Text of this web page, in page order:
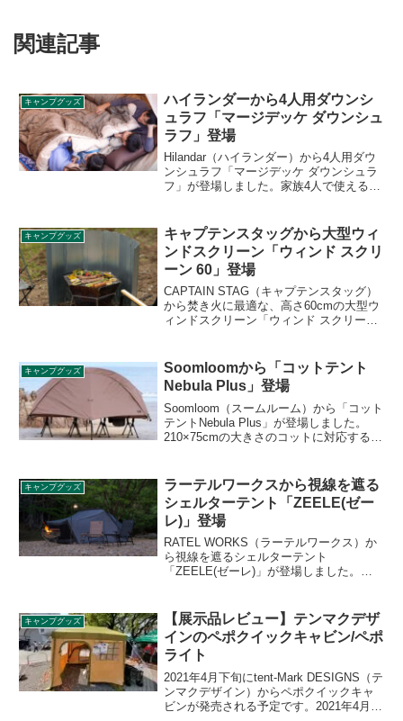
関連記事
キャンプグッズ
ハイランダーから4人用ダウンシ
ュラフ「マージデッケ ダウンシュ
ラフ」登場
Hilandar（ハイランダー）から4人用ダウ
ンシュラフ「マージデッケ ダウンシュラ
フ」が登場しました。家族4人で使える
ることでコンパクトに収納できます。詳
細をレビューします。
キャンプグッズ
キャプテンスタッグから大型ウィ
ンドスクリーン「ウィンド スクリ
ーン 60」登場
CAPTAIN STAG（キャプテンスタッグ）
から焚き火に最適な、高さ60cmの大型ウ
ィンドスクリーン「ウィンド スクリーン
るリフレクターの2つの効果を発揮しま
す。詳細をレビューします。
キャンプグッズ
Soomloomから「コットテント
Nebula Plus」登場
Soomloom（スームルーム）から「コット
テントNebula Plus」が登場しました。
210×75cmの大きさのコットに対応するコ
み合わせて設営することはもちろん、単
体でも利用できます。詳細をレビューし
ます。
キャンプグッズ
ラーテルワークスから視線を遮る
シェルターテント「ZEELE(ゼー
レ)」登場
RATEL WORKS（ラーテルワークス）か
ら視線を遮るシェルターテント
「ZEELE(ゼーレ)」が登場しました。人
生地特有の美しさと、無駄を省くことで
シンプルかつ存在感のあるデザインが特
徴です。詳細をレビューします。
キャンプグッズ
【展示品レビュー】テンマクデザ
インのペポクイックキャビン/ペポ
ライト
2021年4月下旬にtent-Mark DESIGNS（テ
ンマクデザイン）からペポクイックキャ
ビンが発売される予定です。2021年4月3